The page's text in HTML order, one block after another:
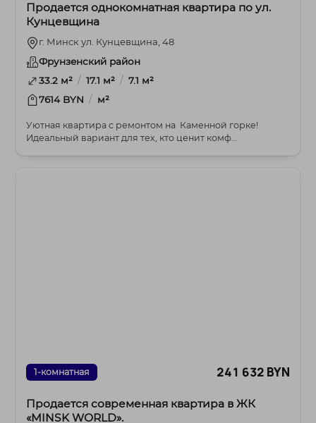
Продается однокомнатная квартира по ул.
Кунцевщина
г. Минск ул. Кунцевщина, 48
Фрунзенский район
33.2 м² / 17.1 м² / 7.1 м²
7614 BYN / м²
Уютная квартира с ремонтом на Каменной горке!
Идеальный вариант для тех, кто ценит комф...
1-комнатная 241 632 BYN
Продается современная квартира в ЖК
«MINSK WORLD».